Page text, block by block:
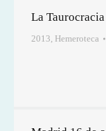
La Taurocracia
2013, Hemeroteca